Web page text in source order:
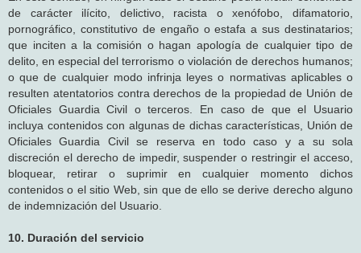
de carácter ilícito, delictivo, racista o xenófobo, difamatorio,
pornográfico, constitutivo de engaño o estafa a sus destinatarios;
que inciten a la comisión o hagan apología de cualquier tipo de
delito, en especial del terrorismo o violación de derechos humanos;
o que de cualquier modo infrinja leyes o normativas aplicables o
resulten atentatorios contra derechos de la propiedad de Unión de
Oficiales Guardia Civil o terceros. En caso de que el Usuario
incluya contenidos con algunas de dichas características, Unión de
Oficiales Guardia Civil se reserva en todo caso y a su sola
discreción el derecho de impedir, suspender o restringir el acceso,
bloquear, retirar o suprimir en cualquier momento dichos
contenidos o el sitio Web, sin que de ello se derive derecho alguno
de indemnización del Usuario.
10. Duración del servicio